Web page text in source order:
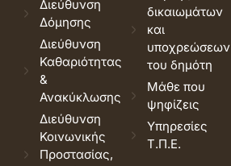
Διεύθυνση
Δόμησης
Διεύθυνση
Καθαριότητας
&
Ανακύκλωσης
Διεύθυνση
Κοινωνικής
Προστασίας,
δικαιωμάτων
και
υποχρεώσεων
του δημότη
Μάθε που
ψηφίζεις
Υπηρεσίες
Τ.Π.Ε.